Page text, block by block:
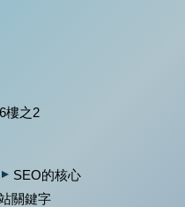
樓之2
SEO的核心
關鍵字